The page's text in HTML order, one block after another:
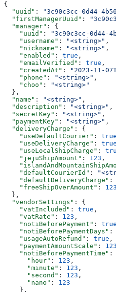
{
  "uuid"
: "3c90c3cc-0d44-
  "firstManagerUuid"
:
  "manager"
: {
    "uuid"
: "3c90c3cc-0d44-
    "username"
: "<string>" ,
    "nickname"
: "<string>" ,
    "enabled"
: true ,
    "emailVerified"
: true ,
    "createdAt"
: "2023-11-
    "phone"
: "<string>" ,
    "choo"
:
"<string>"
  },
  "name"
: "<string>" ,
  "description"
: "<string>" ,
  "secretKey"
: "<string>" ,
  "paymentKey"
: "<string>" ,
  "deliveryCharge"
: {
    "useDefaultCourier"
: true
    "useDeliveryCharge"
: true
    "useLocalShipCharge"
:
    "jejuShipAmount"
: 123 ,
    "defaultCourierId"
:
    "defaultDeliveryCharge"
:
    "freeShipOverAmount"
: 123
  },
  "vendorSettings"
: {
    "vatIncluded"
: true ,
    "vatRate"
: 123 ,
    "notiBeforePayment"
: true
    "notiBeforePaymentDays"
:
    "usageAutoRefund"
: true ,
    "paymentAmountScale"
: 123
    "notiBeforePaymentTime"
:
      "hour"
: 123 ,
      "minute"
: 123 ,
      "second"
: 123 ,
      "nano"
: 123
    },